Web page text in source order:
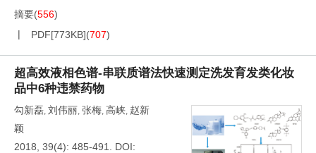
摘要(556)
PDF[773KB](707)
超高效液相色谱-串联质谱法快速测定洗发育发类化妆
品中6种违禁药物
勾新磊, 刘伟丽, 张梅, 高峡, 赵新
颖
2018, 39(4): 485-491.
DOI: